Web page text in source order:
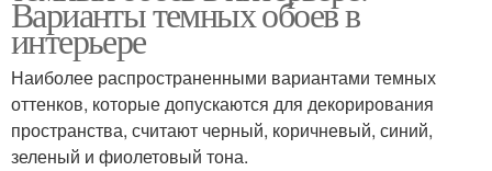
Варианты темных обоев в
интерьере
Наиболее распространенными вариантами темных
оттенков, которые допускаются для декорирования
пространства, считают черный, коричневый, синий,
зеленый и фиолетовый тона.